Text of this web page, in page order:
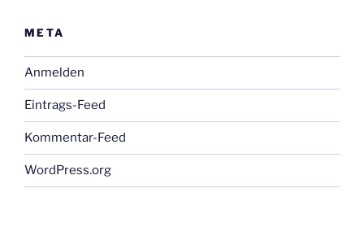
META
Anmelden
Eintrags-Feed
Kommentar-Feed
WordPress.org